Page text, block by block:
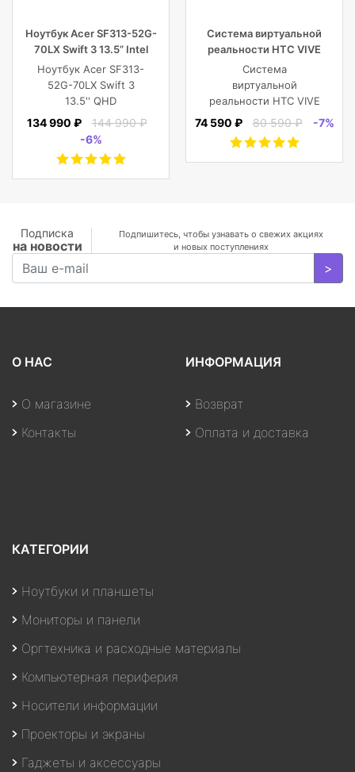
Ноутбук Acer SF313-52G-
70LX Swift 3 13.5” Intel
Core i7 16 GB 1TB SSD,
Silver
Ноутбук Acer SF313-
52G-70LX Swift 3
13.5'' QHD
(2256x1504) IPS/Intel
Core i7-1065G7
1.30GHz Quad/16
GB+1TB SSD/GF
MX350 2
кг/W10Pro/3Y/SILVER
134 990 ₽
144 990 ₽
-6%
Система виртуальной
реальности HTC VIVE
Cosmos
Система
виртуальной
реальности HTC VIVE
Cosmos
74 590 ₽ 80 590 ₽ -7%
Подписка
на новости
Подпишитесь, чтобы узнавать о свежих акциях
и новых поступлениях
>
О НАС
О магазине
Контакты
ИНФОРМАЦИЯ
Возврат
Оплата и доставка
КАТЕГОРИИ
Ноутбуки и планшеты
Мониторы и панели
Оргтехника и расходные материалы
Компьютерная периферия
Носители информации
Проекторы и экраны
Гаджеты и аксессуары